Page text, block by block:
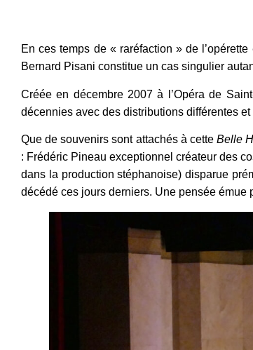
En ces temps de « raréfaction » de
Bernard Pisani constitue un cas singulier
Créée en décembre 2007 à l’Opéra de
décennies avec des distributions différentes
Que de souvenirs sont attachés à cetteBelle
: Frédéric Pineau exceptionnel créateur des
dans la production stéphanoise) disparue
décédé ces jours derniers. Une pensée émue